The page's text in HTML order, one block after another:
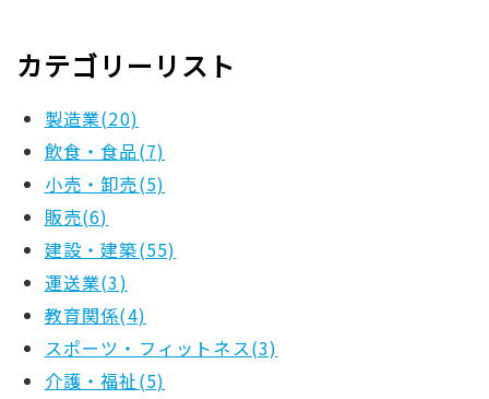
カテゴリーリスト
製造業(20)
飲食・食品(7)
小売・卸売(5)
販売(6)
建設・建築(55)
運送業(3)
教育関係(4)
スポーツ・フィットネス(3)
介護・福祉(5)